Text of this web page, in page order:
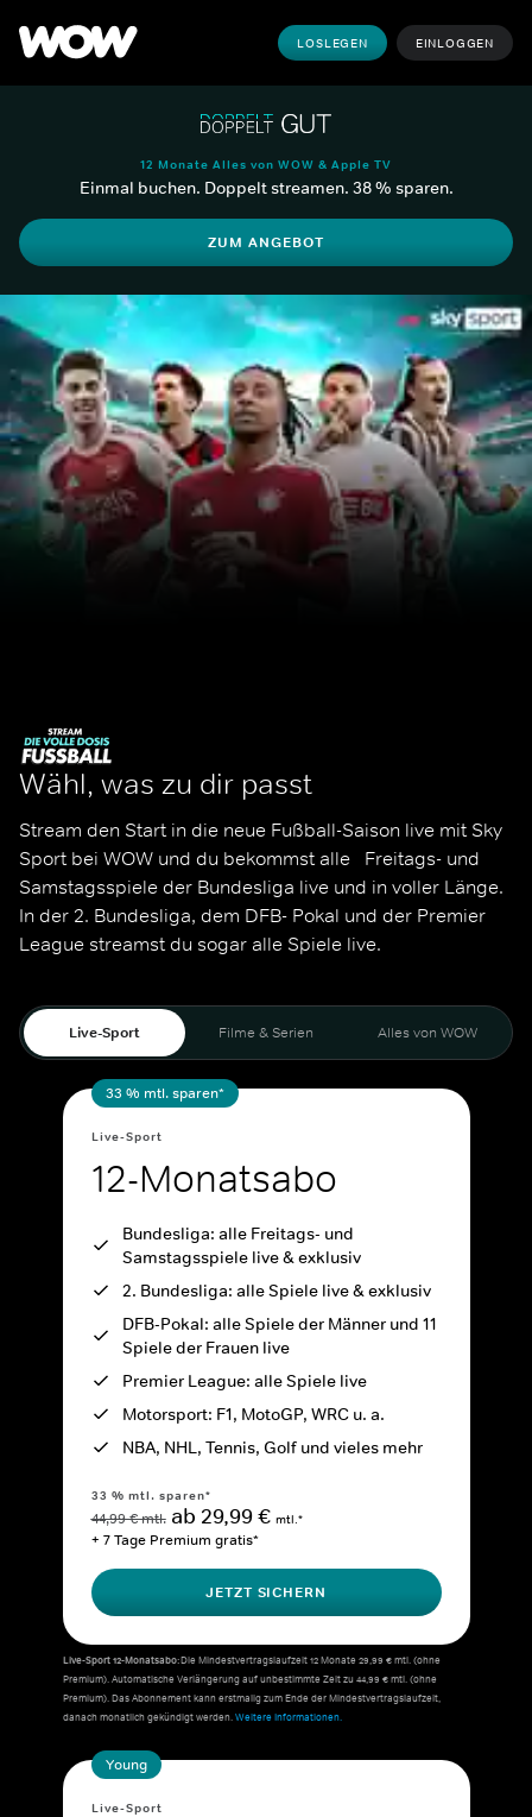
LOSLEGEN EINLOGGEN
12 Monate Alles von WOW & Apple TV
Einmal buchen. Doppelt streamen. 38 % sparen.
ZUM ANGEBOT
Wähl, was zu dir passt
Stream den Start in die neue Fußball-Saison live mit Sky
Sport bei WOW und du bekommst alle   Freitags- und
Samstagsspiele der Bundesliga live und in voller Länge.
In der 2. Bundesliga, dem DFB- Pokal und der Premier
League streamst du sogar alle Spiele live.
Live-Sport Filme & Serien Alles von WOW
33 % mtl. sparen*
Live-Sport
12-Monatsabo
Bundesliga: alle Freitags- und
Samstagsspiele live & exklusiv
2. Bundesliga: alle Spiele live & exklusiv
DFB-Pokal: alle Spiele der Männer und 11
Spiele der Frauen live
Premier League: alle Spiele live
Motorsport: F1, MotoGP, WRC u. a.
NBA, NHL, Tennis, Golf und vieles mehr
33 % mtl. sparen*
44,99 € mtl. ab 29,99 € mtl.*
+ 7 Tage Premium gratis*
JETZT SICHERN
Live-Sport 12-Monatsabo:Die Mindestvertragslaufzeit 12 Monate 29,99 € mtl. (ohne
Premium). Automatische Verlängerung auf unbestimmte Zeit zu 44,99 € mtl. (ohne
Premium). Das Abonnement kann erstmalig zum Ende der Mindestvertragslaufzeit,
danach monatlich gekündigt werden.Weitere Informationen.
Young
Live-Sport